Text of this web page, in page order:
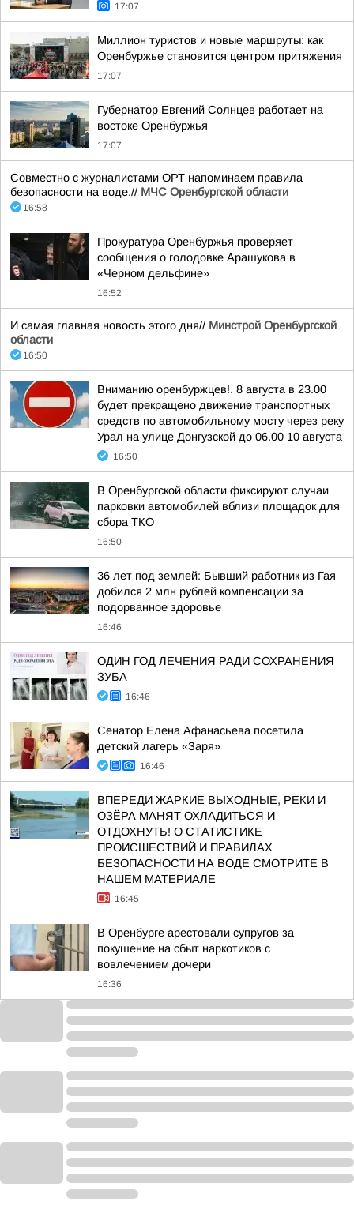
17:07
Миллион туристов и новые маршруты: как
Оренбуржье становится центром притяжения
17:07
Губернатор Евгений Солнцев работает на
востоке Оренбуржья
17:07
Совместно с журналистами ОРТ напоминаем правила
безопасности на воде.// МЧС Оренбургской области
16:58
Прокуратура Оренбуржья проверяет
сообщения о голодовке Арашукова в
«Черном дельфине»
16:52
И самая главная новость этого дня// Минстрой Оренбургской
области
16:50
Вниманию оренбуржцев!. 8 августа в 23.00
будет прекращено движение транспортных
средств по автомобильному мосту через реку
Урал на улице Донгузской до 06.00 10 августа
16:50
В Оренбургской области фиксируют случаи
парковки автомобилей вблизи площадок для
сбора ТКО
16:50
36 лет под землей: Бывший работник из Гая
добился 2 млн рублей компенсации за
подорванное здоровье
16:46
ОДИН ГОД ЛЕЧЕНИЯ РАДИ СОХРАНЕНИЯ
ЗУБА
16:46
Сенатор Елена Афанасьева посетила
детский лагерь «Заря»
16:46
ВПЕРЕДИ ЖАРКИЕ ВЫХОДНЫЕ, РЕКИ И
ОЗЁРА МАНЯТ ОХЛАДИТЬСЯ И
ОТДОХНУТЬ! О СТАТИСТИКЕ
ПРОИСШЕСТВИЙ И ПРАВИЛАХ
БЕЗОПАСНОСТИ НА ВОДЕ СМОТРИТЕ В
НАШЕМ МАТЕРИАЛЕ
16:45
В Оренбурге арестовали супругов за
покушение на сбыт наркотиков с
вовлечением дочери
16:36